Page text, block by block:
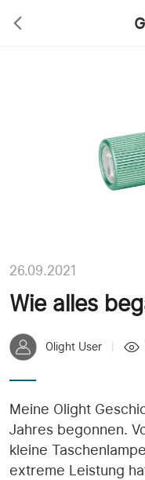
26.09.2021
Wie alles
Olight User
Meine Olight
Jahres begonnen.
kleine
extreme Leistung